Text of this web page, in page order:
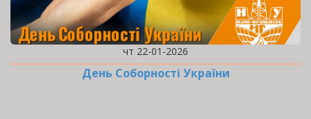
чт 22-01-2026
День Соборності України